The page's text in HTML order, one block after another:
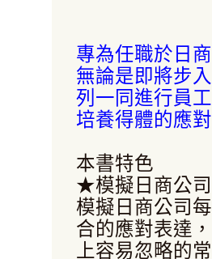
專為任職於日
無論是即將步
列一同進行員
培養得體的應
本書特色
★模擬日商公
模擬日商公司
合的應對表達
上容易忽略的